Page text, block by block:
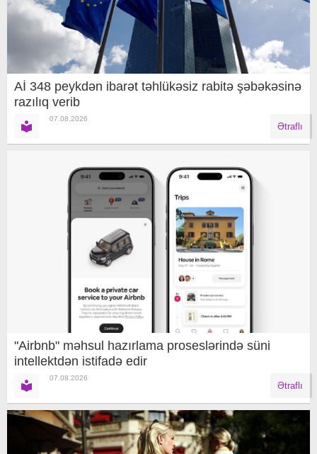
Aİ 348 peykdən ibarət təhlükəsiz rabitə şəbəkəsinə
razılıq verib
07.08.2026
Ətraflı
"Airbnb" məhsul hazırlama proseslərində süni
intellektdən istifadə edir
07.08.2026
Ətraflı